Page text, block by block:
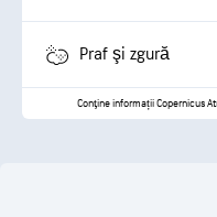
Praf şi zgură
Conţine informații Copernicus